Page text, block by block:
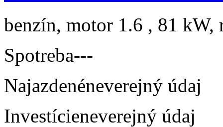
benzín, motor 1.6 , 81 kW,
Spotreba---
Najazdenéneverejný údaj
Investícieneverejný údaj